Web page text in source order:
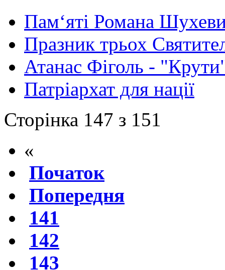
Пам‘яті Романа
Празник трьох
Атанас Фіголь -
Патріархат для нації
Сторінка 147 з 151
«
Початок
Попередня
141
142
143